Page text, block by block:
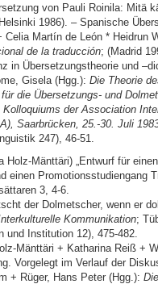
von Pauli Roinila: Mitä
1986). – Spanische
Celia Martín de León * Heidrun
de la traducción; (Madrid
in Übersetzungstheorie und
Gisela (Hgg.): Die Theorie
die Übersetzungs- und
Kolloquiums der Association
Saarbrücken, 25.-30. Juli
247), 46-51.
Holz-Mänttäri) „Entwurf für
einen Promotionsstudiengang
3, 4-6.
der Dolmetscher, wenn er
Kommunikation;
und Institution 12), 475-482.
Mänttäri + Katharina Reiß +
Vorgelegt im Verlauf der
+ Rüger, Hans Peter (Hgg.):